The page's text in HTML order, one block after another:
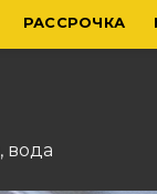
РАССРОЧКА
, вода